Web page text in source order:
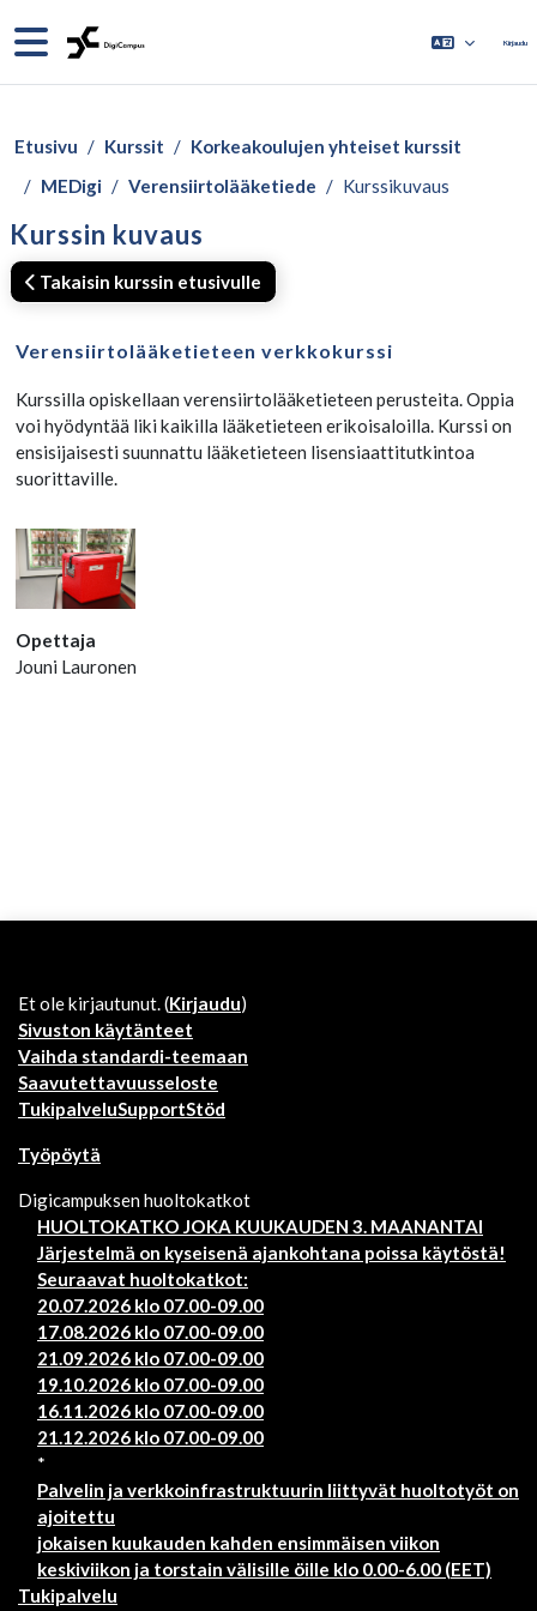
Sivupaneeli Kirjaudu
Etusivu Kurssit
Korkeakoulujen yhteiset kurssit
MEDigi
Verensiirtolääketiede Kurssikuvaus
Kurssin kuvaus
Takaisin kurssin etusivulle
Verensiirtolääketieteen verkkokurssi
Kurssilla opiskellaan verensiirtolääketieteen perusteita. Oppia
voi hyödyntää liki kaikilla lääketieteen erikoisaloilla. Kurssi on
ensisijaisesti suunnattu lääketieteen lisensiaattitutkintoa
suorittaville.
Opettaja
Jouni Lauronen
Et ole kirjautunut. (Kirjaudu)
Sivuston käytänteet
Vaihda standardi-teemaan
Saavutettavuusseloste
TukipalveluSupportStöd
Työpöytä
Digicampuksen huoltokatkot
HUOLTOKATKO JOKA KUUKAUDEN 3. MAANANTAI
Järjestelmä on kyseisenä ajankohtana poissa käytöstä!
Seuraavat huoltokatkot:
20.07.2026 klo 07.00-09.00
17.08.2026 klo 07.00-09.00
21.09.2026 klo 07.00-09.00
19.10.2026 klo 07.00-09.00
16.11.2026 klo 07.00-09.00
21.12.2026 klo 07.00-09.00
*
Palvelin ja verkkoinfrastruktuurin liittyvät huoltotyöt on
ajoitettu
jokaisen kuukauden kahden ensimmäisen viikon
keskiviikon ja torstain välisille öille klo 0.00-6.00 (EET)
Tukipalvelu